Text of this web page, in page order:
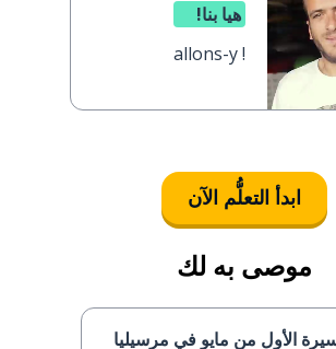
هيا بنا!
allons-y !
ابدأ التعلُّم الآن
موصى به لك
الأول من مايو في مرسيليا